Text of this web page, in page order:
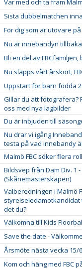
Var med och ta fram
Sista dubbelmatchen
För dig som är utövare
Nu är innebandyn
Bli en del av
Nu släpps vårt årskort,
Uppstart för barn födda
Gillar du att fotografera?
oss med nya lagbilder
Du är inbjuden till
Nu drar vi igång
testa på vad innebandy
Malmö FBC söker flera
Bildsvep från Dam Div. 1 -
(Skånemästerskapen)
Valberedningen i Malmö
det du?
Välkomna till Kids
Save the date -
Årsmöte nästa vecka 15/6
Kom och häng med FBC